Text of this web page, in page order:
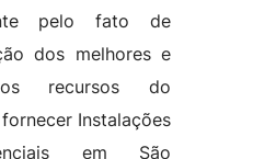
pelo fato de
dos melhores e
recursos do
Instalações
em São